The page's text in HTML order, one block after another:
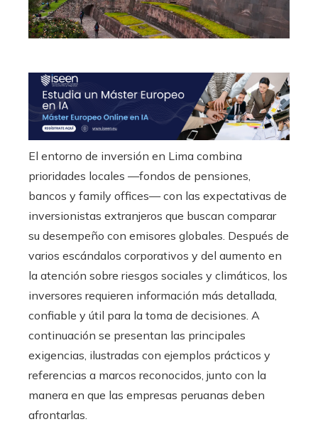
El entorno de inversión en Lima combina
prioridades locales —fondos de pensiones,
bancos y family offices— con las expectativas de
inversionistas extranjeros que buscan comparar
su desempeño con emisores globales. Después de
varios escándalos corporativos y del aumento en
la atención sobre riesgos sociales y climáticos, los
inversores requieren información más detallada,
confiable y útil para la toma de decisiones. A
continuación se presentan las principales
exigencias, ilustradas con ejemplos prácticos y
referencias a marcos reconocidos, junto con la
manera en que las empresas peruanas deben
afrontarlas.